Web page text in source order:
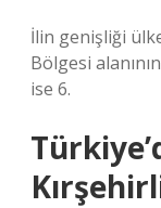
İlin genişliği
Bölgesi
ise 6.